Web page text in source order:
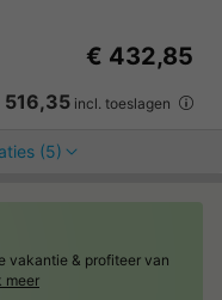
€ 432,85
516,35 incl. toeslagen
(5)
vakantie & profiteer van
meer